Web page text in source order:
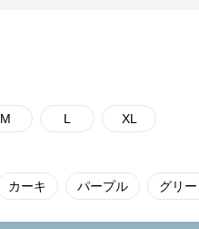
M L XL
カーキ パープル グリ